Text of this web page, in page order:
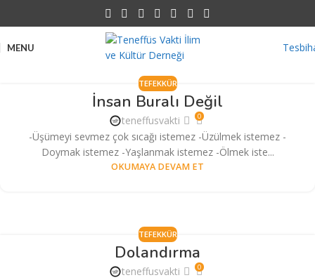
MENU
TEFEKKÜR
İnsan Buralı Değil
teneffusvakti 0
-Üşümeyi sevmez çok sıcağı istemez -Üzülmek istemez -
Doymak istemez -Yaşlanmak istemez -Ölmek iste...
OKUMAYA DEVAM ET
TEFEKKÜR
Dolandırma
teneffusvakti 0